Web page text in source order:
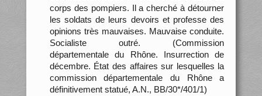
corps des pompiers. Il a cherché à détourner
les soldats de leurs devoirs et professe des
opinions très mauvaises. Mauvaise conduite.
Socialiste outré. (Commission
départementale du Rhône. Insurrection de
décembre. État des affaires sur lesquelles la
commission départementale du Rhône a
définitivement statué, A.N., BB/30*/401/1)